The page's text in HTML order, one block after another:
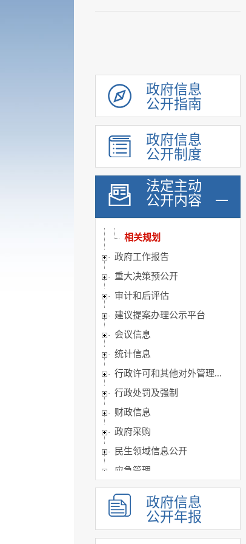
政府信息
公开指南
政府信息
公开制度
法定主动
公开内容
权责清单
人事信息
规划计划
重大建设项目
扩大有效投资
工作概况
政策速递
相关规划
政府工作报告
重大决策预公开
审计和后评估
建议提案办理公示平台
会议信息
统计信息
行政许可和其他对外管理...
行政处罚及强制
财政信息
政府采购
民生领域信息公开
应急管理
公共企事业单位信息
执行信息
服务信息
政府信息
公开年报